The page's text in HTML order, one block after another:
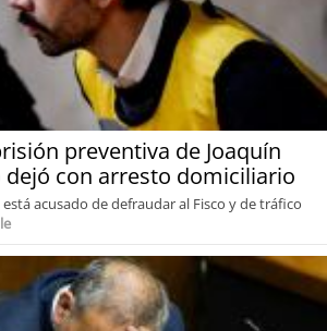
preventiva de Joaquín
dejó con arresto domiciliario
acusado de defraudar al Fisco y de tráfico